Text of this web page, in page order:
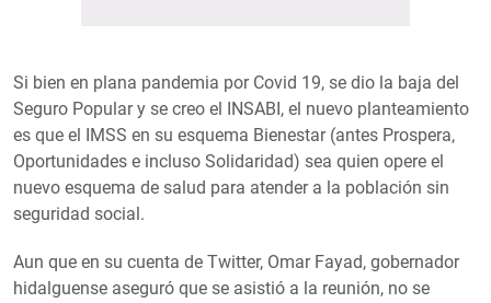
Si bien en plana pandemia por Covid 19, se dio la baja del
Seguro Popular y se creo el INSABI, el nuevo planteamiento
es que el IMSS en su esquema Bienestar (antes Prospera,
Oportunidades e incluso Solidaridad) sea quien opere el
nuevo esquema de salud para atender a la población sin
seguridad social.
Aun que en su cuenta de Twitter, Omar Fayad, gobernador
hidalguense aseguró que se asistió a la reunión, no se